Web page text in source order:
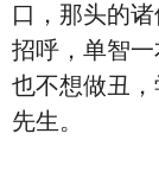
口，那头的
招呼，单智
也不想做丑
先生。